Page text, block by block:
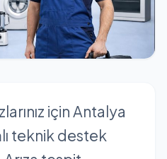
için Antalya
teknik destek